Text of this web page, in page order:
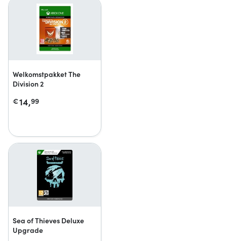
Welkomstpakket The
Division 2
€14,99
Sea of Thieves Deluxe
Upgrade